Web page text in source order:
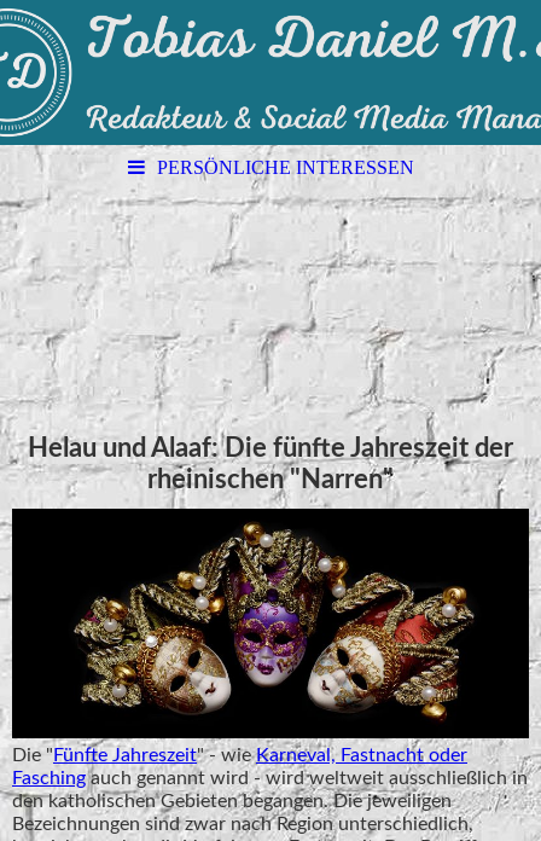
PERSÖNLICHE INTERESSEN
Helau und Alaaf: Die fünfte Jahreszeit der
rheinischen "Narren"
Die "Fünfte Jahreszeit" - wieKarneval, Fastnacht oder
Faschingauch genannt wird - wird weltweit ausschließlich in
den katholischen Gebieten begangen. Die jeweiligen
Bezeichnungen sind zwar nach Region unterschiedlich,